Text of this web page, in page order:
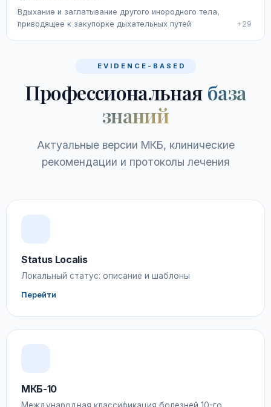
Вдыхание и заглатывание другого инородного тела,
приводящее к закупорке дыхательных путей
+29
EVIDENCE-BASED
Профессиональная база
знаний
Актуальные версии МКБ, клинические
рекомендации и протоколы лечения
Status Localis
Локальный статус: описание и шаблоны
Перейти
МКБ-10